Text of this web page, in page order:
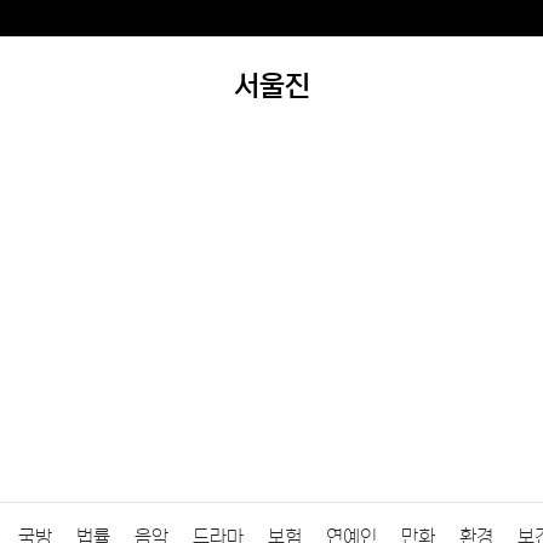
서울진
국방 법률 음악 드라마 보험 연예인 만화 환경 보